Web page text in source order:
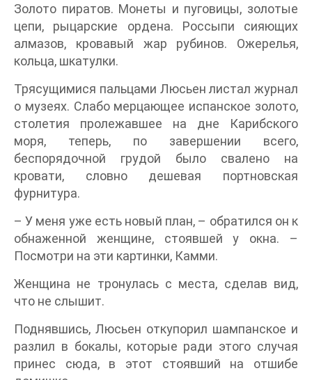
Золото пиратов. Монеты и пуговицы, золотые
цепи, рыцарские ордена. Россыпи сияющих
алмазов, кровавый жар рубинов. Ожерелья,
кольца, шкатулки.
Трясущимися пальцами Люсьен листал журнал
о музеях. Слабо мерцающее испанское золото,
столетия пролежавшее на дне Карибского
моря, теперь, по завершении всего,
беспорядочной грудой было свалено на
кровати, словно дешевая портновская
фурнитура.
– У меня уже есть новый план, – обратился он к
обнаженной женщине, стоявшей у окна. –
Посмотри на эти картинки, Камми.
Женщина не тронулась с места, сделав вид,
что не слышит.
Поднявшись, Люсьен откупорил шампанское и
разлил в бокалы, которые ради этого случая
принес сюда, в этот стоявший на отшибе